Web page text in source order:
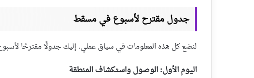
جدول مقترح لأسبوع في مسقط
لنضع كل هذه المعلومات في سياق عملي. إليك جدولًا مقترحًا
اليوم الأول: الوصول واستكشاف المنطقة